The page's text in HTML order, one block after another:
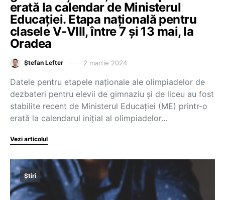
erată la calendar de Ministerul
Educației. Etapa națională pentru
clasele V-VIII, între 7 și 13 mai, la
Oradea
Ștefan Lefter 2 martie 2024
Datele pentru etapele naționale ale olimpiadelor de
dezbateri pentru elevii de gimnaziu și de liceu au fost
stabilite recent de Ministerul Educației (ME) printr-o
erată la calendarul inițial al olimpiadelor…
Vezi articolul
Știri